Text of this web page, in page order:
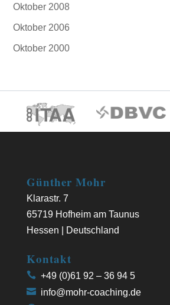
Oktober 2008
Oktober 2006
Oktober 2000
Günther Mohr
Klarastr. 7
65719 Hofheim am Taunus
Hessen | Deutschland
Kontakt
+49 (0)61 92 – 36 94 5
info@mohr-coaching.de